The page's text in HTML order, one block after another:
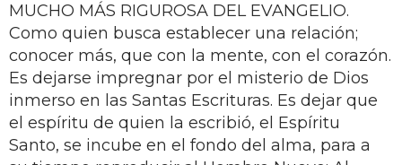
MUCHO MÁS RIGUROSA DEL EVANGELIO.
Como quien busca establecer una relación;
conocer más, que con la mente, con el corazón.
Es dejarse impregnar por el misterio de Dios
inmerso en las Santas Escrituras. Es dejar que
el espíritu de quien la escribió, el Espíritu
Santo, se incube en el fondo del alma, para a